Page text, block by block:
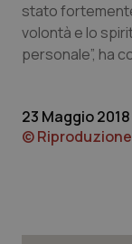
Puglia
Sardegna
Sicilia
Toscana
Malattie
Malattia di
Obesità
stato
volontà e lo
personale”, ha
23 Maggio 2018
©